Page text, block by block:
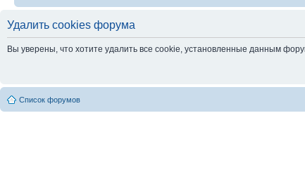
Удалить cookies форума
Вы уверены, что хотите удалить все cookie, установленные данным
Список форумов